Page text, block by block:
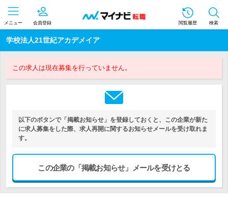
メニュー 会員登録 閲覧履歴 検索
学校法人21世紀アカデメイア
この求人は現在募集を行っていません。
以下のボタンで「掲載お知らせ」を登録しておくと、この企業が新た
に求人募集をした際、求人再開に関するお知らせメールを受け取れま
す。
この企業の「掲載お知らせ」メールを受けとる